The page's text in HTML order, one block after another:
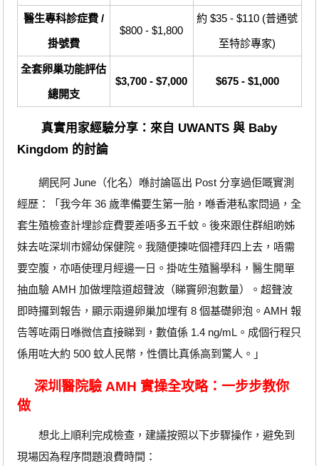
醫生專科診症費 /
掛號費
$800 - $1,800
約 $35 - $110 (普通號
至特診專家)
全套卵巢功能評估
總開支
$3,700 - $7,000 $675 - $1,000
真實用家經驗分享：來自 UWANTS 與 Baby
Kingdom 的討論
網民阿 June（化名）喺討論區出 Post 分享過佢嘅實測
經歷：「我今年 36 歲準備要生第一胎，喺香港私家問過，全
套生殖檢查計埋診症費要差唔多五千蚊。後來跟住群組啲姊
妹去咗深圳市婦幼保健院。我隨便揀咗個禮拜四上去，唔需
要空腹，亦唔使理月經邊一日。掛咗生殖醫學科，醫生開單
抽血驗 AMH 加做埋陰道超聲波（睇竇卵泡數量）。超聲波
即時攞到報告，顯示兩邊卵巢加埋有 8 個基礎卵泡。AMH 報
告等咗兩日喺微信直接睇到，數值係 1.4 ng/mL。成個行程只
係用咗大約 500 蚊人民幣，性價比真係高到驚人。」
深圳醫院驗 AMH 實操全攻略：一步步教你
做
想北上順利完成檢查，建議按照以下步驟操作，避免到
現場因為程序問題浪費時間：